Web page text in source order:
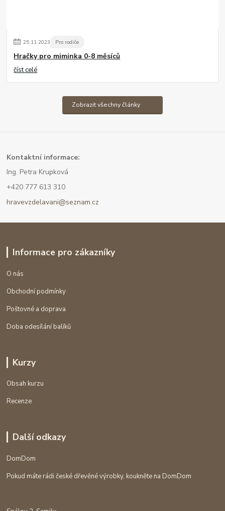
25.11.2023 Pro rodiče
Hračky pro miminka 0-8 měsíců
číst celé
Zobrazit všechny články
Kontaktní informace:
Ing. Petra Krupková
+420 777 613 310
hravevzdelavani@seznam.cz
Informace pro zákazníky
O nás
Obchodní podmínky
Poštovné a doprava
Doba odesílání balíků
Kurzy
Obsah kurzu
Recenze
Další odkazy
DomDom
Pokud máte rádi české dřevěné výrobky, koukněte na DomDom